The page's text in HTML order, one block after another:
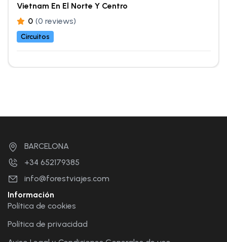
Vietnam En El Norte Y Centro
0 (0 reviews)
Circuitos
BARCELONA
+34 652179385
info@forestviajes.com
Información
Política de cookies
Política de privacidad